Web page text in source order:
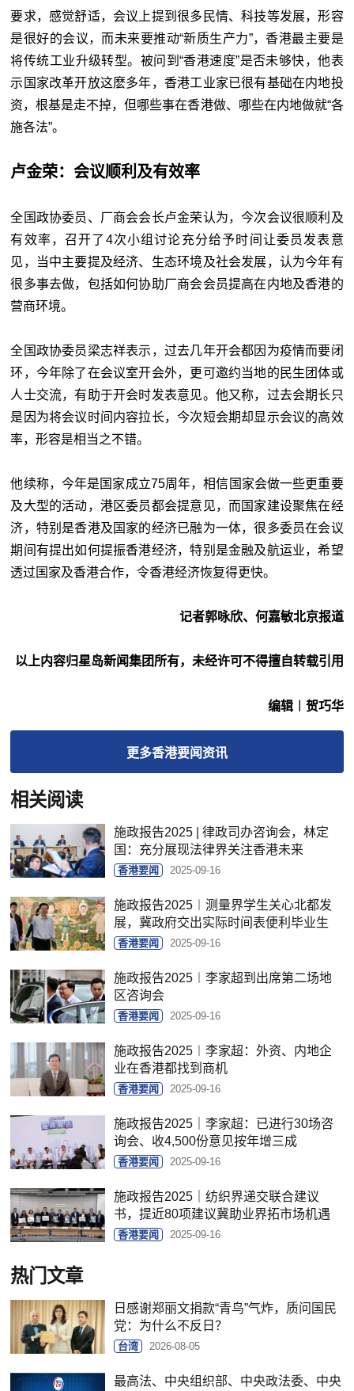
要求，感觉舒适，会议上提到很多民情、科技等发展，形容
是很好的会议，而未来要推动“新质生产力”，香港最主要是
将传统工业升级转型。被问到“香港速度”是否未够快，他表
示国家改革开放这麽多年，香港工业家已很有基础在内地投
资，根基是走不掉，但哪些事在香港做、哪些在内地做就“各
施各法”。
卢金荣：会议顺利及有效率
全国政协委员、厂商会会长卢金荣认为，今次会议很顺利及
有效率，召开了4次小组讨论充分给予时间让委员发表意
见，当中主要提及经济、生态环境及社会发展，认为今年有
很多事去做，包括如何协助厂商会会员提高在内地及香港的
营商环境。
全国政协委员梁志祥表示，过去几年开会都因为疫情而要闭
环，今年除了在会议室开会外，更可邀约当地的民生团体或
人士交流，有助于开会时发表意见。他又称，过去会期长只
是因为将会议时间内容拉长，今次短会期却显示会议的高效
率，形容是相当之不错。
他续称，今年是国家成立75周年，相信国家会做一些更重要
及大型的活动，港区委员都会提意见，而国家建设聚焦在经
济，特别是香港及国家的经济已融为一体，很多委员在会议
期间有提出如何提振香港经济，特别是金融及航运业，希望
透过国家及香港合作，令香港经济恢复得更快。
记者郭咏欣、何嘉敏北京报道
以上内容归星岛新闻集团所有，未经许可不得擅自转载引用
编辑︱贺巧华
更多香港要闻资讯
相关阅读
施政报告2025 | 律政司办咨询会，林定
国：充分展现法律界关注香港未来
香港要闻 2025-09-16
施政报告2025︱测量界学生关心北都发
展，冀政府交出实际时间表便利毕业生
香港要闻 2025-09-16
施政报告2025︱李家超到出席第二场地
区咨询会
香港要闻 2025-09-16
施政报告2025︱李家超：外资、内地企
业在香港都找到商机
香港要闻 2025-09-16
施政报告2025｜李家超：已进行30场咨
询会、收4,500份意见按年增三成
香港要闻 2025-09-16
施政报告2025｜纺织界递交联合建议
书，提近80项建议冀助业界拓市场机遇
香港要闻 2025-09-16
热门文章
日感谢郑丽文捐款“青鸟”气炸，质问国民
党：为什么不反日？
台湾 2026-08-05
最高法、中央组织部、中央政法委、中央